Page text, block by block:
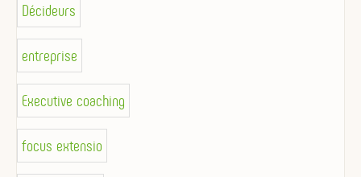
Décideurs
entreprise
Executive coaching
focus extensio